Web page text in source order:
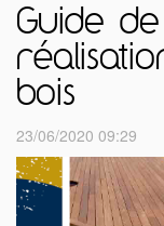
Guide
bois
23/06/2020 09:29